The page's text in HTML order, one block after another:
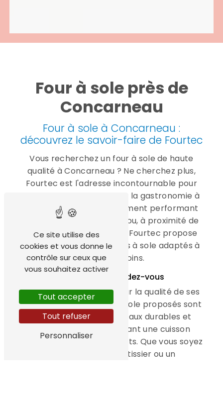
Four à sole près de
Concarneau
Four à sole à Concarneau :
découvrez le savoir-faire de Fourtec
Vous recherchez un four à sole de haute
qualité à Concarneau ? Ne cherchez plus,
Fourtec est l'adresse incontournable pour
tous les professionnels de la gastronomie à
la recherche d'un équipement performant
et fiable. Située à Gouesnou, à proximité de
Concarneau, l'entreprise Fourtec propose
une large gamme de fours à sole adaptés à
tous les besoins.
La qualité au rendez-vous
Fourtec est reconnue pour la qualité de ses
équipements. Les fours à sole proposés sont
conçus avec des matériaux durables et
performants, garantissant une cuisson
optimale pour tous vos plats. Que vous soyez
un boulanger, un pâtissier ou un
Ce site utilise des
cookies et vous donne le
contrôle sur ceux que
vous souhaitez activer
Tout accepter
Tout refuser
Personnaliser